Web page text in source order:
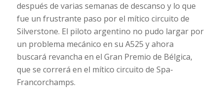
después de varias semanas de descanso y lo que
fue un frustrante paso por el mítico circuito de
Silverstone. El piloto argentino no pudo largar por
un problema mecánico en su A525 y ahora
buscará revancha en el Gran Premio de Bélgica,
que se correrá en el mítico circuito de Spa-
Francorchamps.